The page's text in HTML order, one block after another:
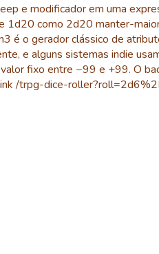
e modificador em uma
como 2d20 manter-
é o gerador clássico de
e alguns sistemas indie
fixo entre −99 e +99. O
/trpg-dice-